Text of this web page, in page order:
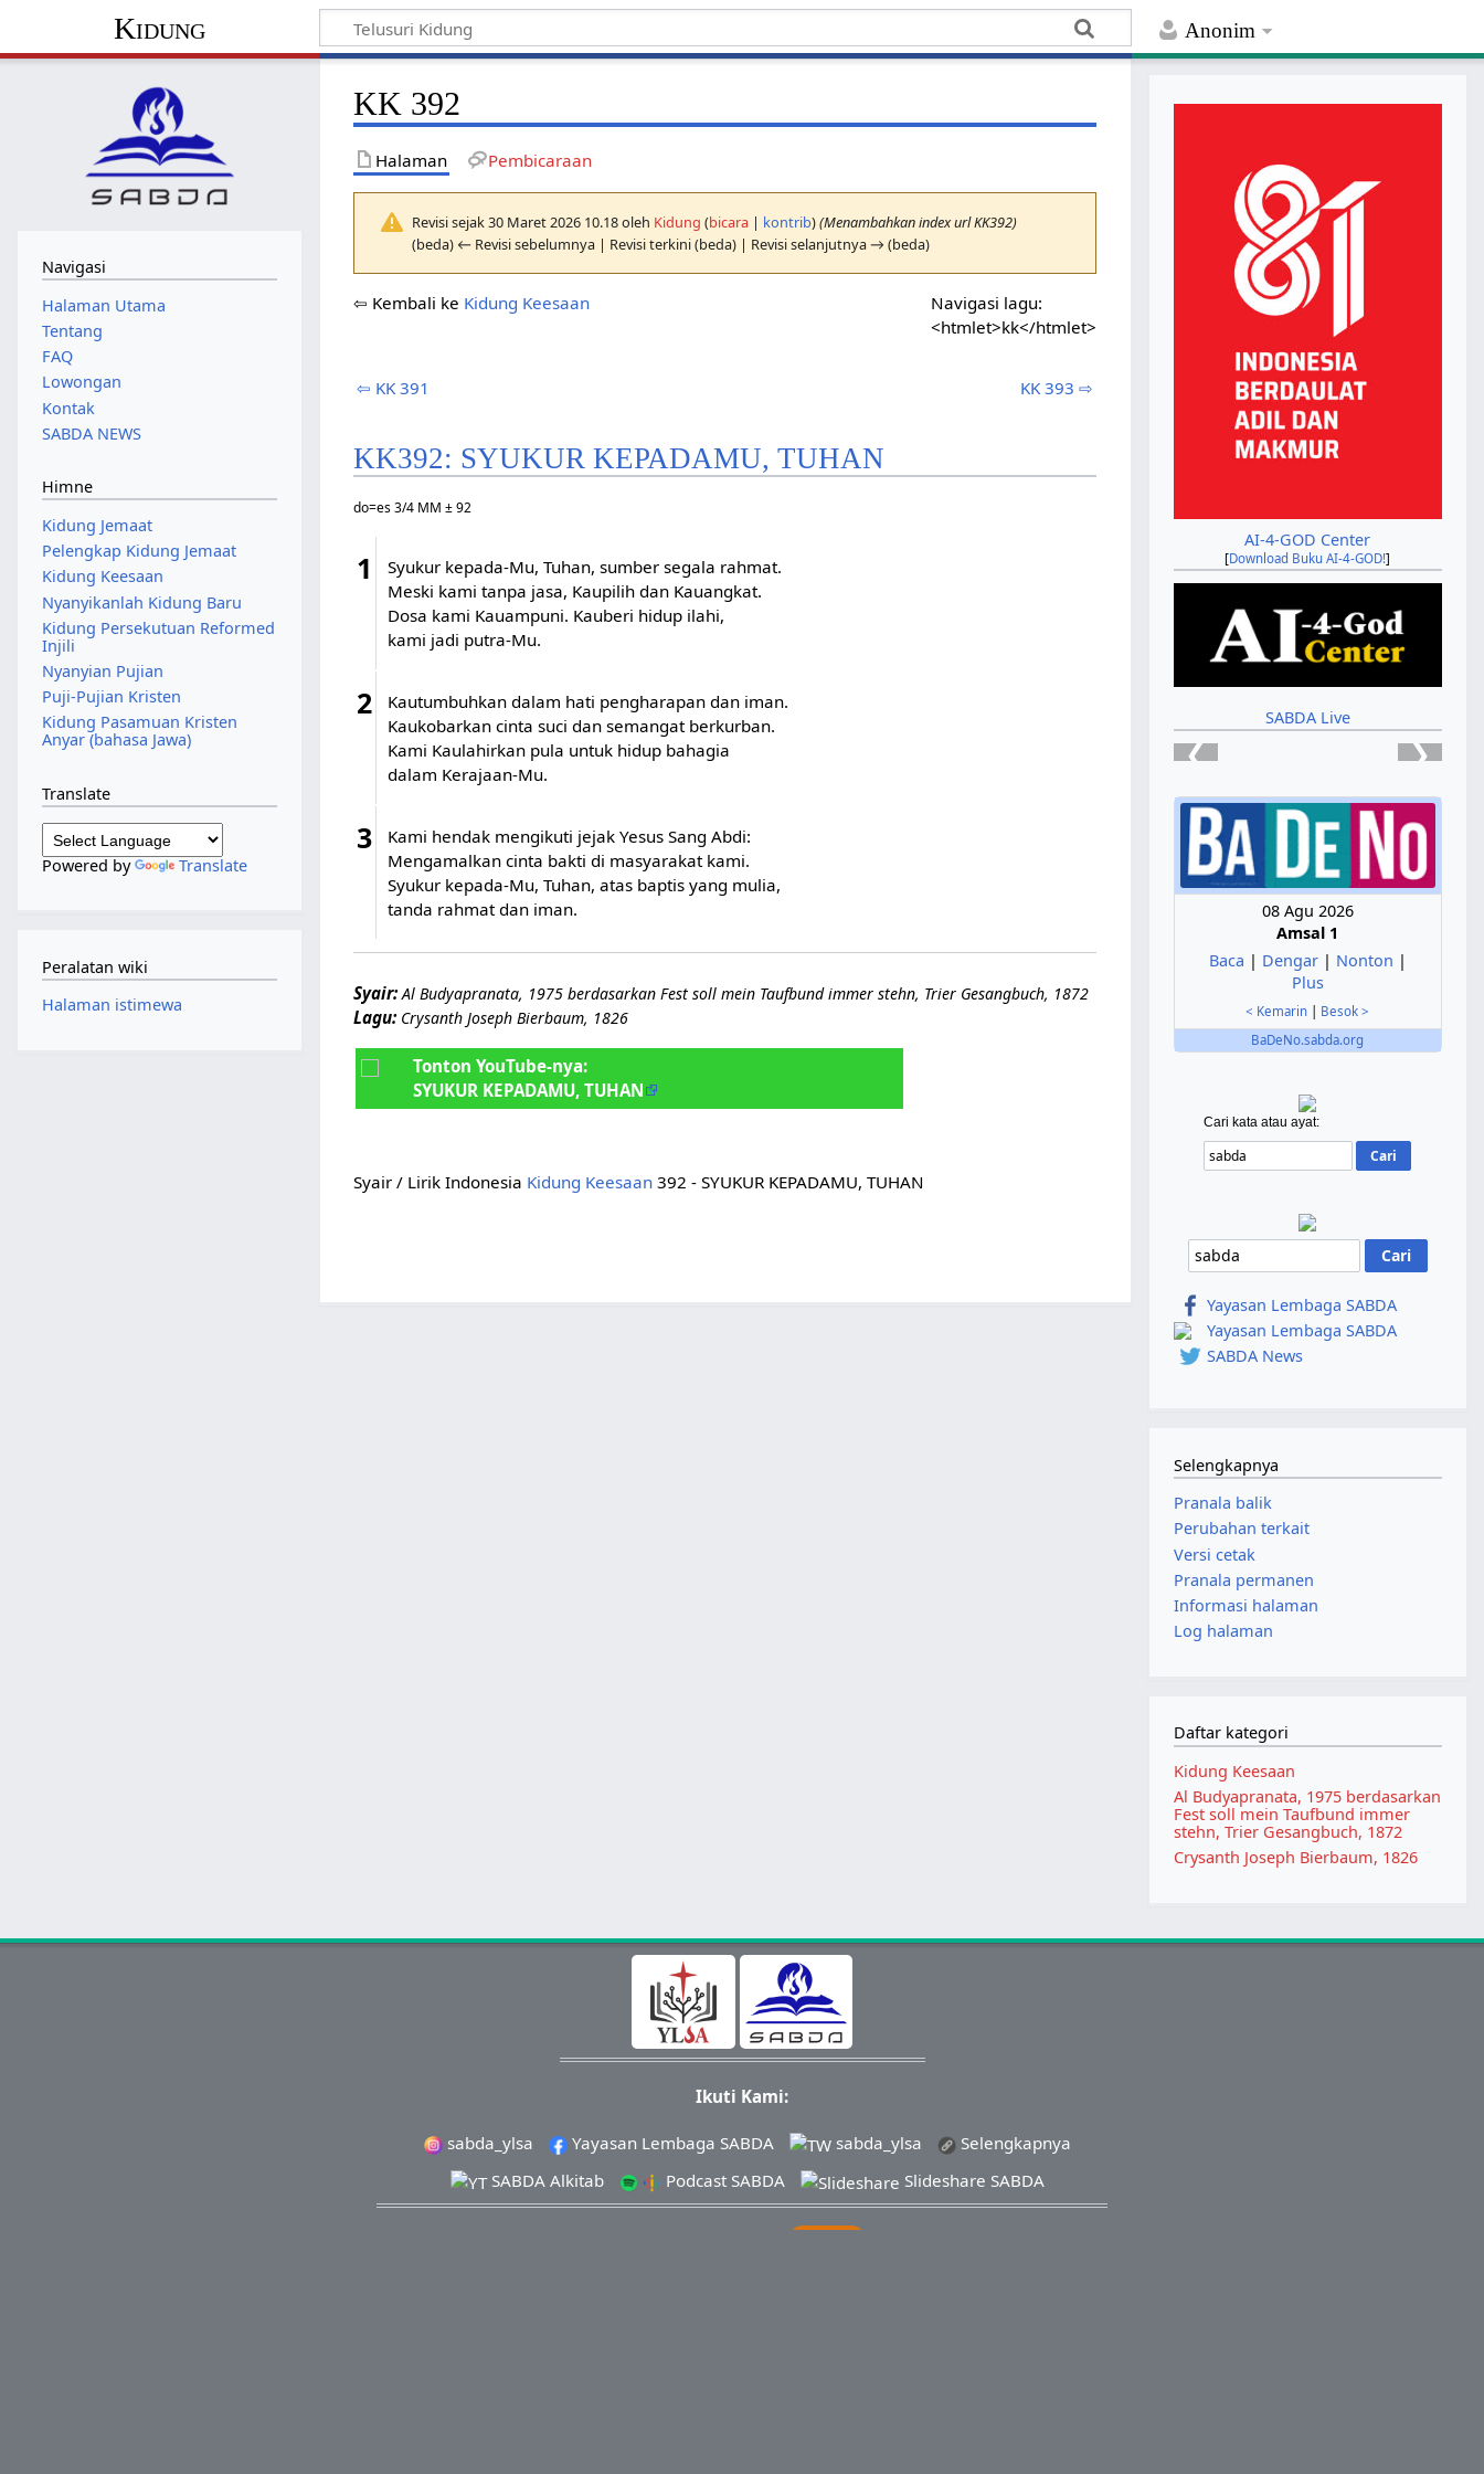
Anonim
Kidung
KK 392
Halaman Pembicaraan
Revisi sejak 30 Maret 2026 10.18 oleh Kidung (bicara | kontrib)(Menambahkan index url KK392)
(beda) ← Revisi sebelumnya | Revisi terkini (beda) | Revisi selanjutnya → (beda)
Navigasi lagu:
<htmlet>kk</htmlet>
⇦ Kembali ke Kidung Keesaan
⇦ KK 391 KK 393 ⇨
KK392: SYUKUR KEPADAMU, TUHAN
do=es 3/4 MM ± 92
1
Syukur kepada-Mu, Tuhan, sumber segala rahmat.
Meski kami tanpa jasa, Kaupilih dan Kauangkat.
Dosa kami Kauampuni. Kauberi hidup ilahi,
kami jadi putra-Mu.
2
Kautumbuhkan dalam hati pengharapan dan iman.
Kaukobarkan cinta suci dan semangat berkurban.
Kami Kaulahirkan pula untuk hidup bahagia
dalam Kerajaan-Mu.
3
Kami hendak mengikuti jejak Yesus Sang Abdi:
Mengamalkan cinta bakti di masyarakat kami.
Syukur kepada-Mu, Tuhan, atas baptis yang mulia,
tanda rahmat dan iman.
Syair: Al Budyapranata, 1975 berdasarkan Fest soll mein Taufbund immer stehn, Trier Gesangbuch, 1872
Lagu: Crysanth Joseph Bierbaum, 1826
Tonton YouTube-nya:
SYUKUR KEPADAMU, TUHAN
Syair / Lirik Indonesia Kidung Keesaan 392 - SYUKUR KEPADAMU, TUHAN
Navigasi
Halaman Utama
Tentang
FAQ
Lowongan
Kontak
SABDA NEWS
Himne
Kidung Jemaat
Pelengkap Kidung Jemaat
Kidung Keesaan
Nyanyikanlah Kidung Baru
Kidung Persekutuan Reformed
Injili
Nyanyian Pujian
Puji-Pujian Kristen
Kidung Pasamuan Kristen
Anyar (bahasa Jawa)
Translate
Powered by Translate
Peralatan wiki
Halaman istimewa
AI-4-GOD Center
[Download Buku AI-4-GOD!]
SABDA Live
❮ ❯
08 Agu 2026
Amsal 1
Baca | Dengar| Nonton |
Plus
< Kemarin
Besok >
BaDeNo.sabda.org
Cari kata atau ayat:
Yayasan Lembaga SABDA
Yayasan Lembaga SABDA
SABDA News
Selengkapnya
Pranala balik
Perubahan terkait
Versi cetak
Pranala permanen
Informasi halaman
Log halaman
Daftar kategori
Kidung Keesaan
Al Budyapranata, 1975 berdasarkan
Fest soll mein Taufbund immer
stehn, Trier Gesangbuch, 1872
Crysanth Joseph Bierbaum, 1826
Ikuti Kami:
sabda_ylsa Yayasan Lembaga SABDA sabda_ylsa
Selengkapnya
SABDA Alkitab
Podcast SABDA Slideshare SABDA